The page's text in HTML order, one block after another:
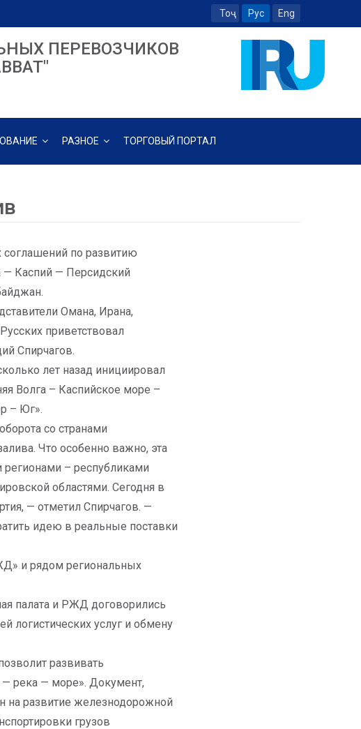
Тоҷ Рус Eng
ПЕРЕВОЗЧИКОВ
РАЗНОЕ ТОРГОВЫЙ ПОРТАЛ
соглашений по развитию
— Каспий — Персидский
Омана, Ирана,
приветствовал
Спирчагов.
лет назад инициировал
Волга – Каспийское море –
– Юг».
со странами
Что особенно важно, эта
регионами – республиками
областями. Сегодня в
— отметил Спирчагов. —
идею в реальные поставки
и рядом региональных
палата и РЖД договорились
логистических услуг и обмену
развивать
река — море». Документ,
развитие железнодорожной
грузов